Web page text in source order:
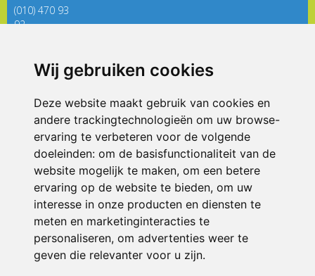
Wij gebruiken cookies
Deze website maakt gebruik van cookies en
andere trackingtechnologieën om uw browse-
ervaring te verbeteren voor de volgende
doeleinden: om de basisfunctionaliteit van de
website mogelijk te maken, om een betere
ervaring op de website te bieden, om uw
interesse in onze producten en diensten te
meten en marketinginteracties te
personaliseren, om advertenties weer te
geven die relevanter voor u zijn.
(010) 470 93
92
ONDERDEEL VAN
© 2026 De Regenboog | Alle rechten voorbehouden
Privacy policy|Disclaimer| Klachtenregeling|RSIN en Anbi
voorkeuren